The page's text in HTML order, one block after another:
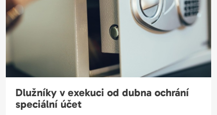
Dlužníky v exekuci od dubna ochrání
speciální účet